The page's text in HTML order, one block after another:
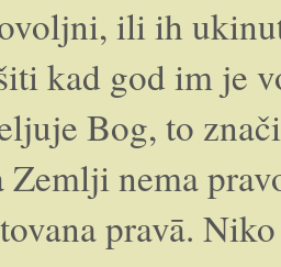
ili ih
kad god im je
Bog, to
nema
pravā.